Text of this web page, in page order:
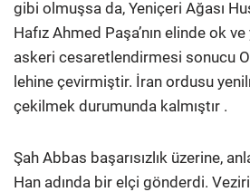
gibi olmuşsa da, Yeniçeri Ağası
Hafız Ahmed Paşa’nın elinde ok
askeri cesaretlendirmesi sonucu
lehine çevirmiştir. İran ordusu
çekilmek durumunda kalmıştır .
Şah Abbas başarısızlık üzerine,
Han adında bir elçi gönderdi.